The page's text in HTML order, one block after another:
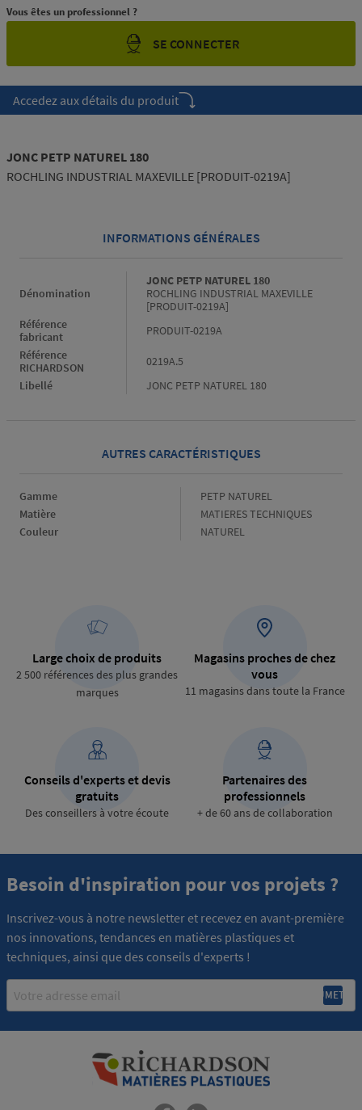
Vous êtes un professionnel ?
SE CONNECTER
Accedez aux détails du produit
JONC PETP NATUREL 180
ROCHLING INDUSTRIAL MAXEVILLE [PRODUIT-0219A]
INFORMATIONS GÉNÉRALES
Dénomination
JONC PETP NATUREL 180
ROCHLING INDUSTRIAL MAXEVILLE
[PRODUIT-0219A]
Référence
fabricant
PRODUIT-0219A
Référence
RICHARDSON
0219A.5
Libellé
JONC PETP NATUREL 180
AUTRES CARACTÉRISTIQUES
Gamme Gamme
PETP NATUREL
Matière
Matière
MATIERES TECHNIQUES
Couleur
Couleur
NATUREL
Large choix de produits
2 500 références des plus grandes
marques
Magasins proches de chez
vous
11 magasins dans toute la France
Conseils d'experts et devis
gratuits
Des conseillers à votre écoute
Partenaires des
professionnels
+ de 60 ans de collaboration
Besoin d'inspiration pour vos projets ?
Inscrivez-vous à notre newsletter et recevez en avant-première
nos innovations, tendances en matières plastiques et
techniques, ainsi que des conseils d'experts !
Email